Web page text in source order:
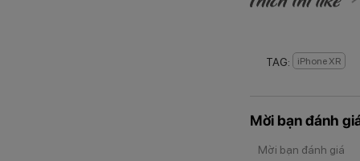
TAG: iPhone XR
Mời bạn đánh
Mời bạn đánh giá